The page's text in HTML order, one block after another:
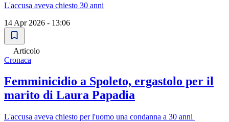
L'accusa aveva chiesto 30 anni
14 Apr 2026 - 13:06
Articolo
Cronaca
Femminicidio a Spoleto, ergastolo per il
marito di Laura Papadia
L'accusa aveva chiesto per l'uomo una condanna a 30 anni